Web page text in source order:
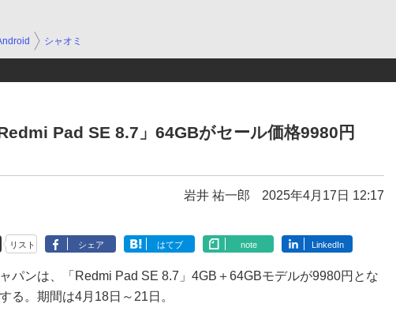
シャオミ
Pad SE 8.7」64GBがセール価格9980円
岩井 祐一郎 2025年4月17日 12:17
リスト シェア はてブ note LinkedIn
パンは、「Redmi Pad SE 8.7」4GB＋64GBモデルが9980円とな
る。期間は4月18日～21日。